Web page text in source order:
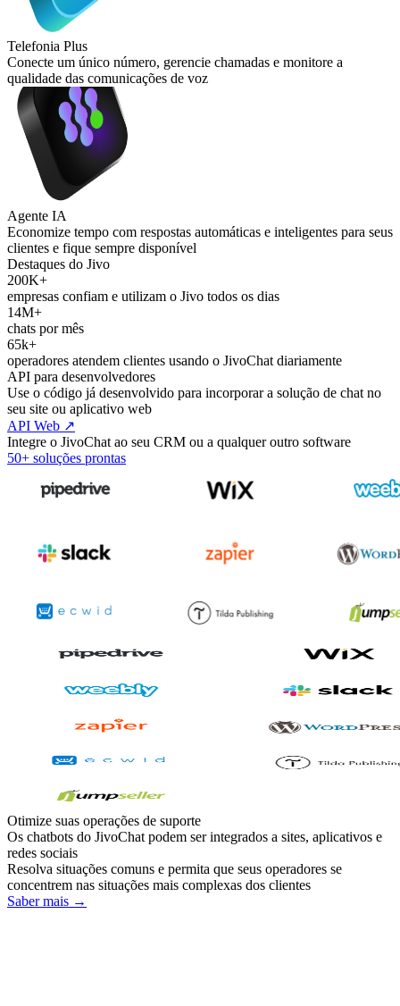
Telefonia Plus
Conecte um único número, gerencie chamadas e monitore a
qualidade das comunicações de voz
Agente IA
Economize tempo com respostas automáticas e inteligentes para seus
clientes e fique sempre disponível
Destaques do Jivo
200K+
empresas confiam e utilizam o Jivo todos os dias
14M+
chats por mês
65k+
operadores atendem clientes usando o JivoChat diariamente
API para desenvolvedores
Use o código já desenvolvido para incorporar a solução de chat no
seu site ou aplicativo web
API Web ↗
Integre o JivoChat ao seu CRM ou a qualquer outro software
50+ soluções prontas
Otimize suas operações de suporte
Os chatbots do JivoChat podem ser integrados a sites, aplicativos e
redes sociais
Resolva situações comuns e permita que seus operadores se
concentrem nas situações mais complexas dos clientes
Saber mais →